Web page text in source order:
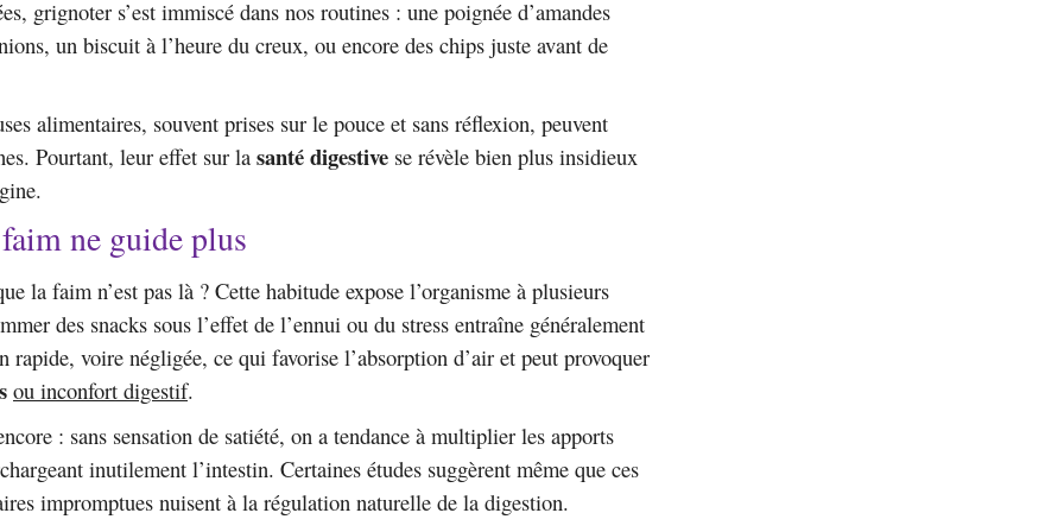
grignoter s’est immiscé dans nos routines : une poignée d’amandes
un biscuit à l’heure du creux, ou encore des chips juste avant de
alimentaires, souvent prises sur le pouce et sans réflexion, peuvent
Pourtant, leur effet sur la santé digestive se révèle bien plus insidieux
ne guide plus
la faim n’est pas là ? Cette habitude expose l’organisme à plusieurs
des snacks sous l’effet de l’ennui ou du stress entraîne généralement
rapide, voire négligée, ce qui favorise l’absorption d’air et peut provoquer
ou inconfort digestif.
: sans sensation de satiété, on a tendance à multiplier les apports
inutilement l’intestin. Certaines études suggèrent même que ces
impromptues nuisent à la régulation naturelle de la digestion.